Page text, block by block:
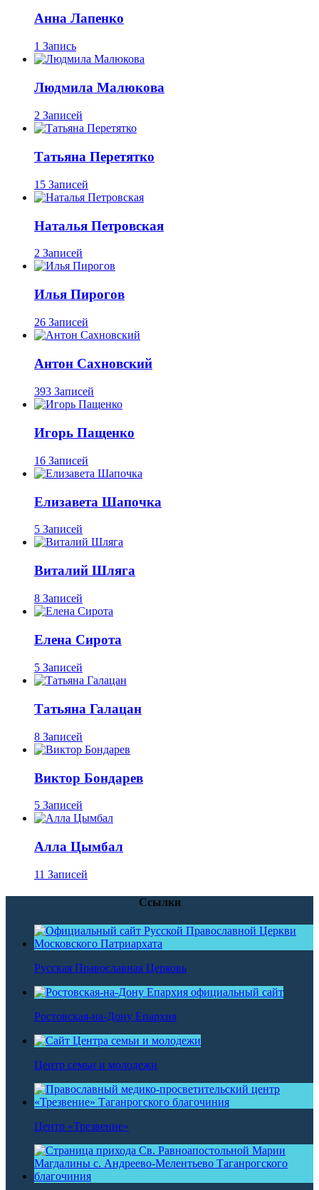
Анна Лапенко
1 Запись
Людмила Малюкова
2 Записей
Татьяна Перетятко
15 Записей
Наталья Петровская
2 Записей
Илья Пирогов
26 Записей
Антон Сахновский
393 Записей
Игорь Пащенко
16 Записей
Елизавета Шапочка
5 Записей
Виталий Шляга
8 Записей
Елена Сирота
5 Записей
Татьяна Галацан
8 Записей
Виктор Бондарев
5 Записей
Алла Цымбал
11 Записей
Ссылки
Русская Православная Церковь
Ростовская-на-Дону Епархия
Центр семьи и молодежи
Центр «Трезвение»